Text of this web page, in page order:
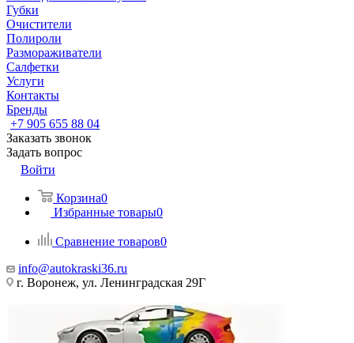
Губки
Очистители
Полироли
Размораживатели
Салфетки
Услуги
Контакты
Бренды
+7 905 655 88 04
Заказать звонок
Задать вопрос
Войти
Корзина0
Избранные товары0
Сравнение товаров0
info@autokraski36.ru
г. Воронеж, ул. Ленинградская 29Г